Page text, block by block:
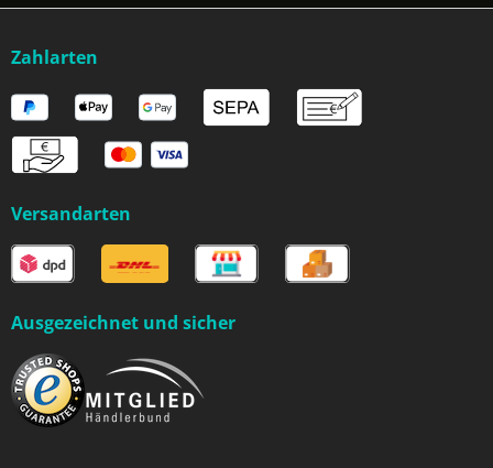
Zahlarten
Versandarten
Ausgezeichnet und sicher